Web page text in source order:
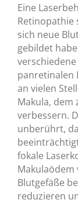
Eine
Retinopathie
sich neue
gebildet
panretinalen
an vielen
Makula, dem
verbessern.
unberührt,
fokale
Blutgefäße
reduzieren